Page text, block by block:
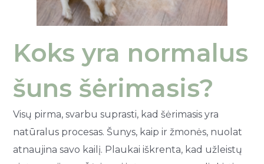
Koks yra normalus
šuns šėrimasis?
Visų pirma, svarbu suprasti, kad šėrimasis yra
natūralus procesas. Šunys, kaip ir žmonės, nuolat
atnaujina savo kailį. Plaukai iškrenta, kad užleistų